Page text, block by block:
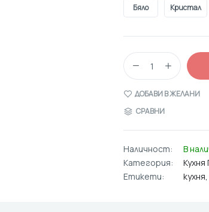
Бяло Кристал
ДОБАВИ В ЖЕЛАНИ
СРАВНИ
Наличност:
В
Категория:
Етикети:
кухня,